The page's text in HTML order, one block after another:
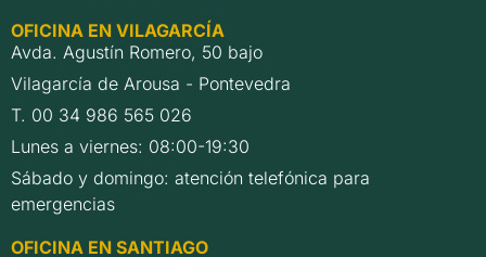
OFICINA EN VILAGARCÍA
Avda. Agustín Romero, 50 bajo
Vilagarcía de Arousa - Pontevedra
T. 00 34 986 565 026
Lunes a viernes: 08:00-19:30
Sábado y domingo: atención telefónica para
emergencias
OFICINA EN SANTIAGO